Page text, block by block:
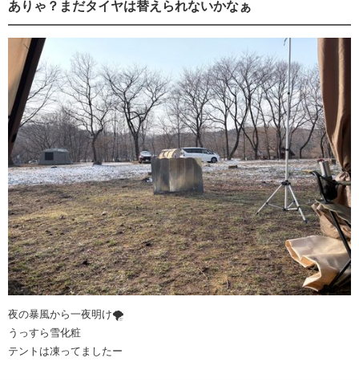
ありゃ？まだタイヤは替えられないかなぁ
夜の暴風から一夜明け🌪️
うっすら雪化粧
テントは凍ってましたー